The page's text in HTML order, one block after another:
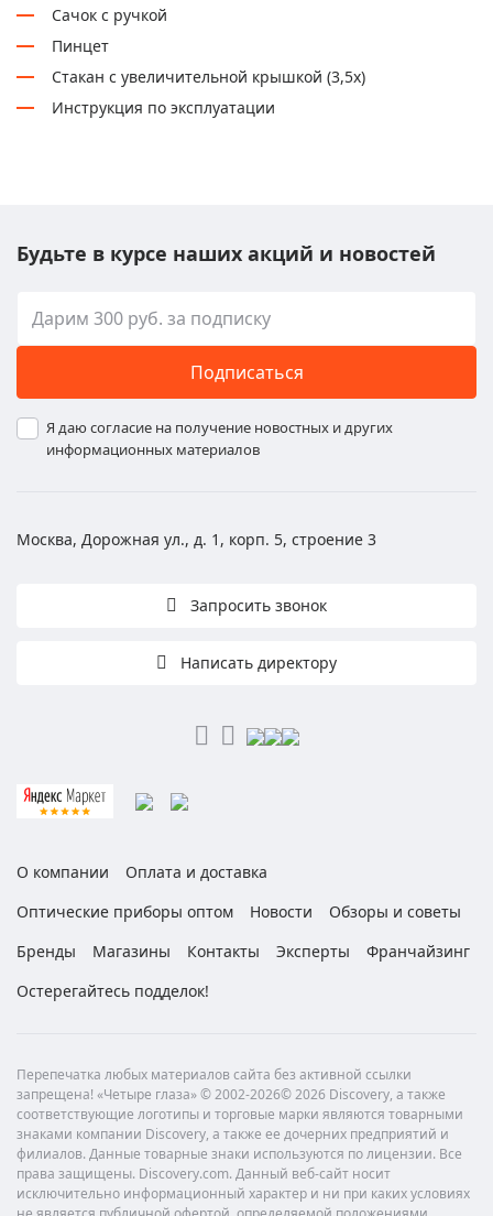
Сачок с ручкой
Пинцет
Стакан с увеличительной крышкой (3,5x)
Инструкция по эксплуатации
Будьте в курсе наших акций и новостей
Подписаться
Я даю согласие на получение новостных и других
информационных материалов
Москва, Дорожная ул., д. 1, корп. 5, строение 3
Запросить звонок
Написать директору
О компании
Оплата и доставка
Оптические приборы оптом
Новости
Обзоры и советы
Бренды
Магазины Контакты Эксперты
Франчайзинг
Остерегайтесь подделок!
Перепечатка любых материалов сайта без активной ссылки
запрещена! «Четыре глаза» © 2002-2026© 2026 Discovery, а также
соответствующие логотипы и торговые марки являются товарными
знаками компании Discovery, а также ее дочерних предприятий и
филиалов. Данные товарные знаки используются по лицензии. Все
права защищены. Discovery.com. Данный веб-сайт носит
исключительно информационный характер и ни при каких условиях